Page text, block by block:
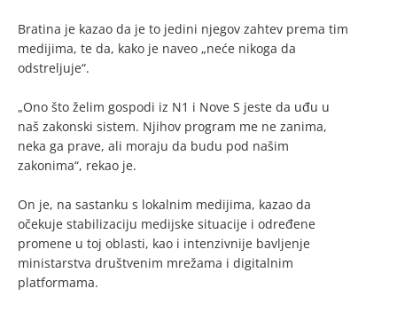
Bratina je kazao da je to jedini njegov zahtev prema tim
medijima, te da, kako je naveo „neće nikoga da
odstreljuje“.
„Ono što želim gospodi iz N1 i Nove S jeste da uđu u
naš zakonski sistem. Njihov program me ne zanima,
neka ga prave, ali moraju da budu pod našim
zakonima“, rekao je.
On je, na sastanku s lokalnim medijima, kazao da
očekuje stabilizaciju medijske situacije i određene
promene u toj oblasti, kao i intenzivnije bavljenje
ministarstva društvenim mrežama i digitalnim
platformama.